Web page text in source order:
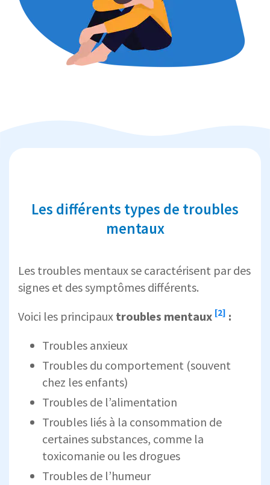
Les différents types de troubles
mentaux
Les troubles mentaux se caractérisent par des
signes et des symptômes différents.
Voici les principaux troubles mentaux [2] :
Troubles anxieux
Troubles du comportement (souvent
chez les enfants)
Troubles de l’alimentation
Troubles liés à la consommation de
certaines substances, comme la
toxicomanie ou les drogues
Troubles de l’humeur